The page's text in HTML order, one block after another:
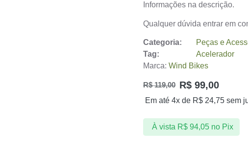
Informações na descrição.
Qualquer dúvida entrar em
Categoria:
Peças e
Tag:
Acelerador
Marca: Wind Bikes
R$119,00 R$ 99,00
Em até 4x de R$ 24,75 sem
À vista R$94,05 no Pix